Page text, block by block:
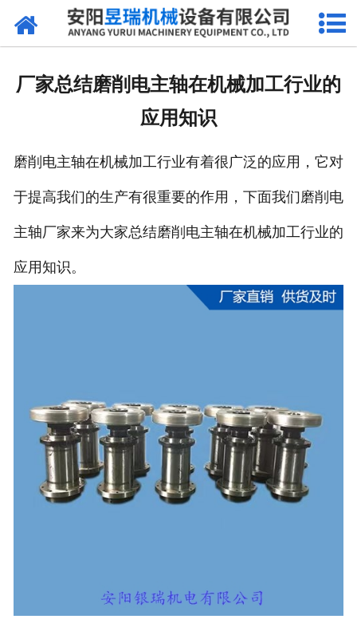
网站首页
联系我们
厂家总结磨削电主轴在机械加工行业的
应用知识
磨削电主轴在机械加工行业有着很广泛的应用，它对
于提高我们的生产有很重要的作用，下面我们磨削电
主轴厂家来为大家总结磨削电主轴在机械加工行业的
应用知识。